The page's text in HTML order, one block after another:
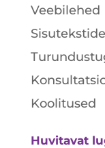
Veebilehed
Koolitused
Huvitavat